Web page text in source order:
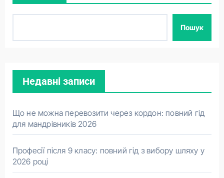
Пошук
Недавні записи
Що не можна перевозити через кордон: повний гід
для мандрівників 2026
Професії після 9 класу: повний гід з вибору шляху у
2026 році